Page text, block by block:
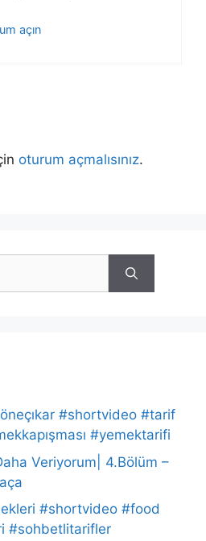
açın
oturum açmalısınız.
#shortvideo #tarif
#yemektarifi
Veriyorum| 4.Bölüm –
#shortvideo #food
#sohbetlitarifler